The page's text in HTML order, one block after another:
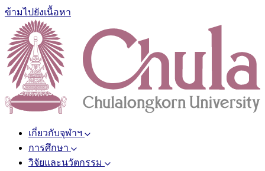
ข้ามไปยังเนื้อหา
เกี่ยวกับจุฬาฯ
การศึกษา
วิจัยและนวัตกรรม